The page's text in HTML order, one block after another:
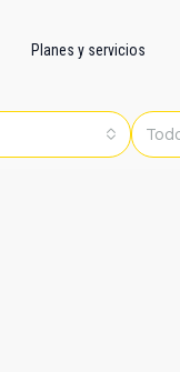
Planes y servicios